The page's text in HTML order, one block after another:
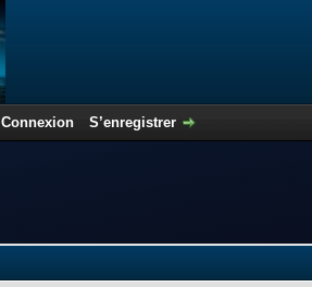
Connexion S’enregistrer